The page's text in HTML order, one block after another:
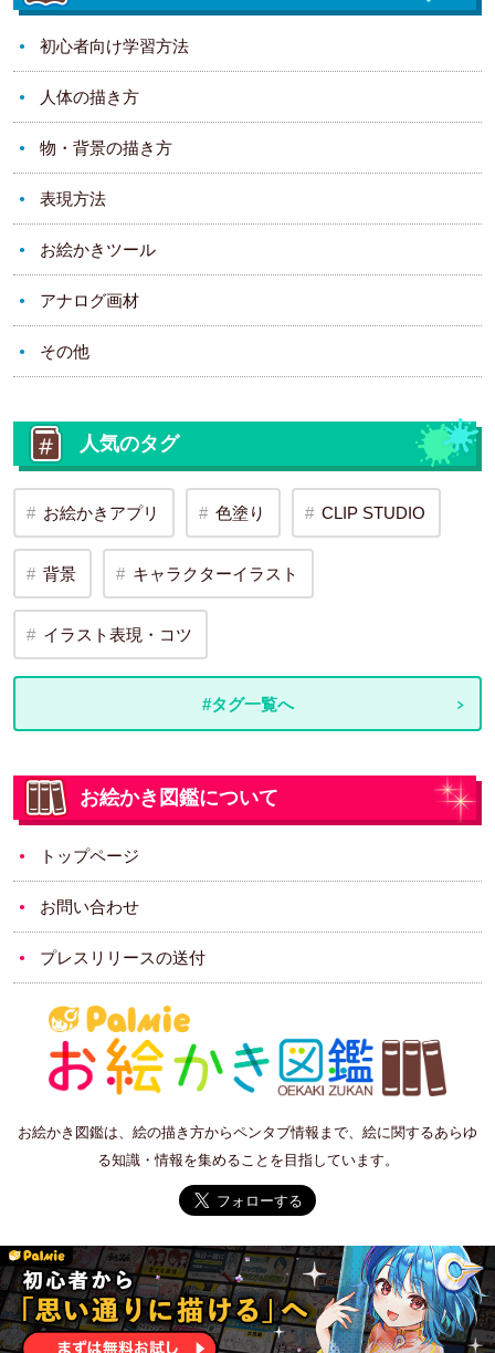
初心者向け学習方法
人体の描き方
物・背景の描き方
表現方法
お絵かきツール
アナログ画材
その他
人気のタグ
お絵かきアプリ 色塗り CLIP STUDIO
背景 キャラクターイラスト
イラスト表現・コツ
#タグ一覧へ
お絵かき図鑑について
トップページ
お問い合わせ
プレスリリースの送付
お絵かき図鑑は、絵の描き方からペンタブ情報まで、絵に関するあらゆ
る知識・情報を集めることを目指しています。